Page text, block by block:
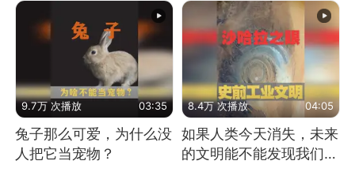
9.7万 次播放 03:35
兔子那么可爱，为什么没
人把它当宠物？
8.4万 次播放 04:05
如果人类今天消失，未来
的文明能不能发现我们存